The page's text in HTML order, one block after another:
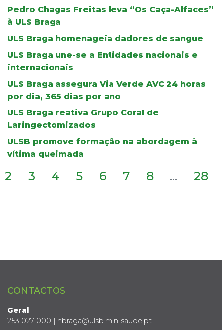
Pedro Chagas Freitas leva “Os Caça-Alfaces”
à ULS Braga
ULS Braga homenageia dadores de sangue
ULS Braga une-se a Entidades nacionais e
internacionais
ULS Braga assegura Via Verde AVC 24 horas
por dia, 365 dias por ano
ULS Braga reativa Grupo Coral de
Laringectomizados
ULSB promove formação na abordagem à
vítima queimada
2 3 4 5 6 7 8 ... 28
CONTACTOS
Geral
253 027 000 | hbraga@ulsb.min-saude.pt